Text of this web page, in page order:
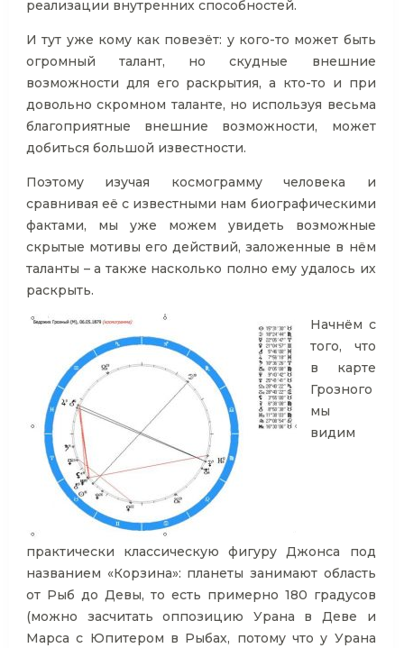
реализации внутренних способностей.
И тут уже кому как повезёт: у кого-то может быть
огромный талант, но скудные внешние
возможности для его раскрытия, а кто-то и при
довольно скромном таланте, но используя весьма
благоприятные внешние возможности, может
добиться большой известности.
Поэтому изучая космограмму человека и
сравнивая её с известными нам биографическими
фактами, мы уже можем увидеть возможные
скрытые мотивы его действий, заложенные в нём
таланты – а также насколько полно ему удалось их
раскрыть.
Начнём с
того, что
в карте
Грозного
мы
видим
практически классическую фигуру Джонса под
названием «Корзина»: планеты занимают область
от Рыб до Девы, то есть примерно 180 градусов
(можно засчитать оппозицию Урана в Деве и
Марса с Юпитером в Рыбах, потому что у Урана